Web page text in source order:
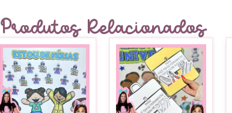
Produtos Relacionados